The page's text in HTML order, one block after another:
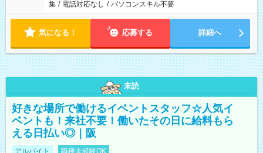
集 / 電話対応なし / パソコンスキル不要
気になる！ 応募する 詳細へ
未読
好きな場所で働けるイベントスタッフ☆人気イ
ベントも！来社不要！働いたその日に給料もら
える日払い◎｜阪
アルバイト 職種未経験OK